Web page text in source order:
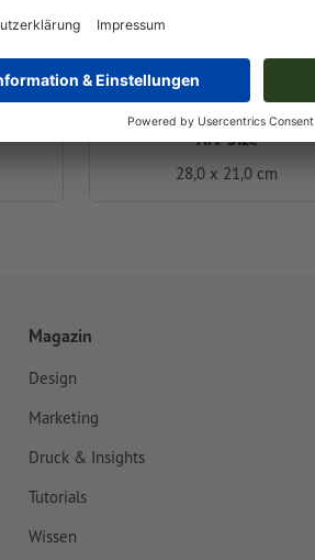
Art-Size
28,0 x 21,0 cm
Magazin
Design
Marketing
Druck & Insights
Tutorials
Wissen